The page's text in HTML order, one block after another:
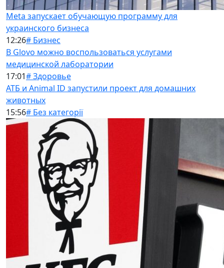
Meta запускает обучающую программу для
украинского бизнеса
12:26# Бизнес
В Glovo можно воспользоваться услугами
медицинской лаборатории
17:01# Здоровье
АТБ и Animal ID запустили проект для домашних
животных
15:56# Без категорії